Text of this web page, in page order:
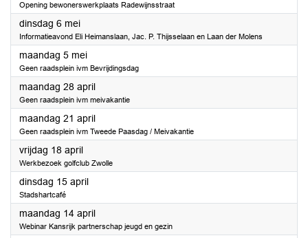
Opening bewonerswerkplaats Radewijnsstraat
dinsdag 6 mei2025
Informatieavond Eli Heimanslaan, Jac. P. Thijsselaan en Laan der Molens
maandag 5 mei2025
Geen raadsplein ivm Bevrijdingsdag
maandag 28 april2025
Geen raadsplein ivm meivakantie
maandag 21 april2025
Geen raadsplein ivm Tweede Paasdag / Meivakantie
vrijdag 18 april2025
Werkbezoek golfclub Zwolle
dinsdag 15 april2025
Stadshartcafé
maandag 14 april2025
Webinar Kansrijk partnerschap jeugd en gezin